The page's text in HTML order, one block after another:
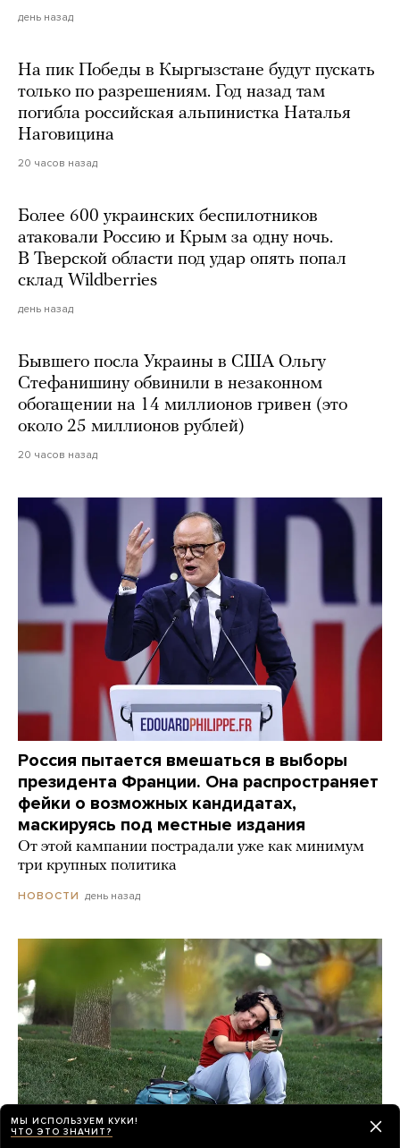
день назад
На пик Победы в Кыргызстане будут пускать
только по разрешениям. Год назад там
погибла российская альпинистка Наталья
Наговицина
20 часов назад
Более 600 украинских беспилотников
атаковали Россию и Крым за одну ночь.
В Тверской области под удар опять попал
склад Wildberries
день назад
Бывшего посла Украины в США Ольгу
Стефанишину обвинили в незаконном
обогащении на 14 миллионов гривен (это
около 25 миллионов рублей)
20 часов назад
Россия пытается вмешаться в выборы
президента Франции. Она распространяет
фейки о возможных кандидатах,
маскируясь под местные издания
От этой кампании пострадали уже как минимум
три крупных политика
НОВОСТИ день назад
МЫ ИСПОЛЬЗУЕМ КУКИ!
ЧТО ЭТО ЗНАЧИТ?